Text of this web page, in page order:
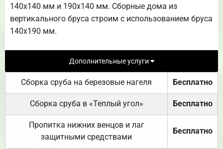
140х140 мм и 190х140 мм. Сборные дома из
вертикального бруса строим с использованием бруса
140х190 мм.
Дополнительные услуги
Сборка сруба на березовые нагеля Бесплатно
Сборка сруба в «Теплый угол» Бесплатно
Пропитка нижних венцов и лаг
защитными средствами
Бесплатно